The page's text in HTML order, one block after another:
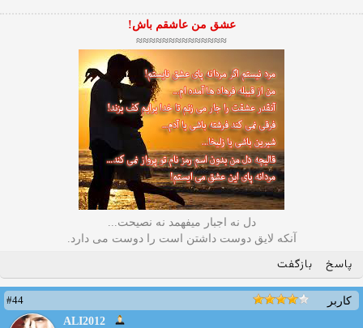
عشق من عاشقم باش!
≈≈≈≈≈≈≈≈≈≈≈≈≈≈
دل نه اجبار میفهمد نه نصیحت...
آنکه لایق دوست داشتن است را دوست می دارد.
پاسخ بازگفت
کاربر
#44
ALI2012